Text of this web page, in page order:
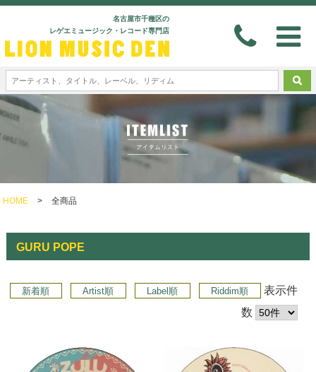
名古屋市千種区の
レゲエミュージック・レコード専門店
HOME > 全商品
GURU POPE
新着順 Artist順 Label順 Riddim順
表示件
数